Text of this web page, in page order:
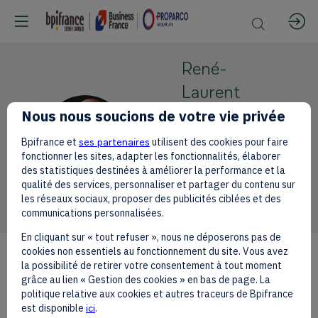
RA
René-
Laurent
Alciator
United Bank
for Africa
CEO France
Description
René-Laurent Alciator heads UBA’s
Nous nous soucions de votre vie privée
Bpifrance et ses partenaires utilisent des cookies pour faire
fonctionner les sites, adapter les fonctionnalités, élaborer
des statistiques destinées à améliorer la performance et la
qualité des services, personnaliser et partager du contenu sur
les réseaux sociaux, proposer des publicités ciblées et des
communications personnalisées.
En cliquant sur « tout refuser », nous ne déposerons pas de
cookies non essentiels au fonctionnement du site. Vous avez
la possibilité de retirer votre consentement à tout moment
grâce au lien « Gestion des cookies » en bas de page. La
politique relative aux cookies et autres traceurs de Bpifrance
est disponible ici.